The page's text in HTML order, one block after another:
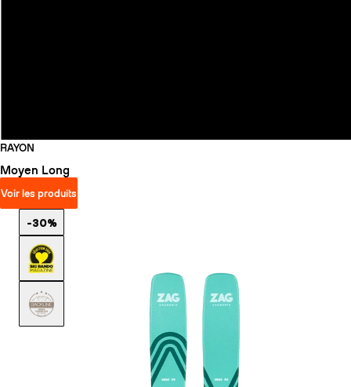
RAYON
Moyen Long
Voir les produits
-30%